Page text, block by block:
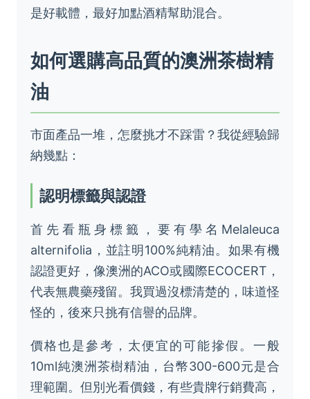
是好載體，最好加點酒精幫助混合。
如何選購高品質的澳洲茶樹精
油
市面產品一堆，怎麼挑才不踩雷？我從經驗歸
納幾點：
認明標籤與認證
首先看瓶身標籤，要有學名Melaleuca
alternifolia，並註明100%純精油。如果有機
認證更好，像澳洲的ACO或國際ECOCERT，
代表無農藥殘留。我買過沒標清楚的，味道怪
怪的，後來只挑有信譽的品牌。
價格也是參考，太便宜的可能摻假。一般
10ml純澳洲茶樹精油，台幣300-600元是合
理範圍。但別光看價錢，有些貴牌行銷費高，